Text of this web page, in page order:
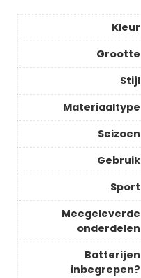
Kleur
Grootte
Stijl
Materiaaltype
Seizoen
Gebruik
Sport
Meegeleverde
onderdelen
Batterijen
inbegrepen?